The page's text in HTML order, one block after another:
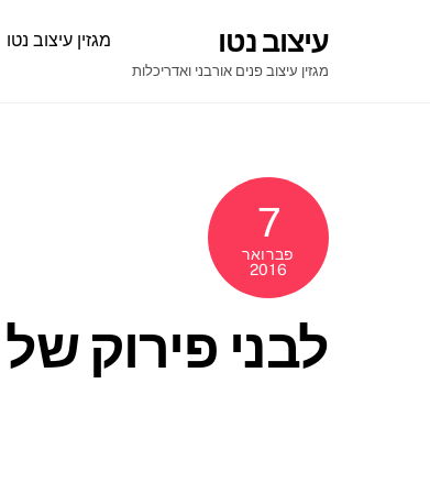
עיצוב נטו
מגזין עיצוב פנים אורבני ואדריכלות
מגזין עיצוב נטו
7
פברואר
2016
לבני פירוק